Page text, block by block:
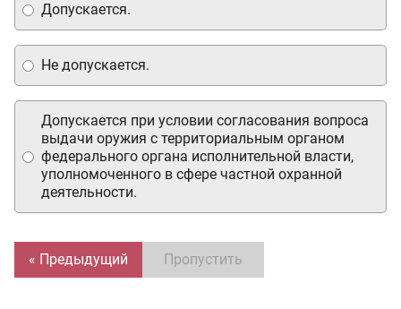
Допускается.
Не допускается.
Допускается при условии согласования вопроса
выдачи оружия с территориальным органом
федерального органа исполнительной власти,
уполномоченного в сфере частной охранной
деятельности.
« Предыдущий Пропустить